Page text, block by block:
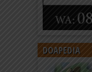
DOAPEDIA